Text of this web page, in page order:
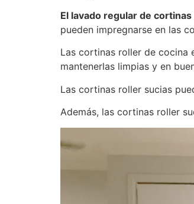
El lavado regular de
pueden impregnarse en las
Las cortinas roller de cocina
mantenerlas limpias y en
Las cortinas roller sucias
Además, las cortinas roller